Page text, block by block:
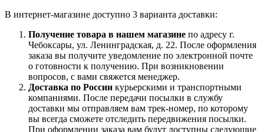
В интернет-магазине доступно 3 варианта доставки:
Получение товара в нашем магазине по адресу г.
Чебоксары, ул. Ленинградская, д. 22. После оформления
заказа вы получите уведомление по электронной почте
о готовности к получению. При возникновении
вопросов, с вами свяжется менеджер.
Доставка по России курьерскими и транспортными
компаниями. После передачи посылки в службу
доставки мы отправляем вам трек-номер, по которому
вы всегда сможете отследить передвижения посылки.
При оформлении заказа вам будут доступны следующие